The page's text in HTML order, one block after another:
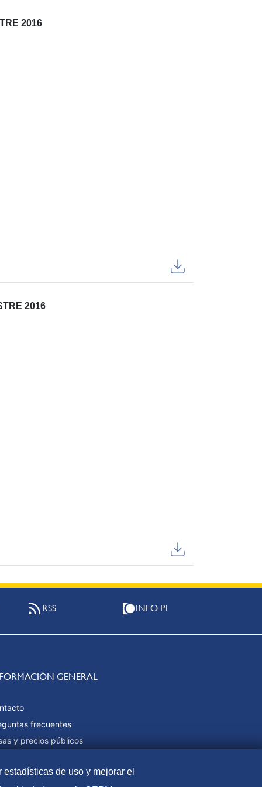
2016
2016
RSS INFO PI
GENERAL
frecuentes
y precios públicos
web
de uso y mejorar el